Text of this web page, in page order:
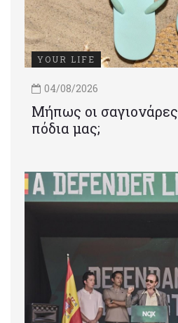
YOUR LIFE
04/08/2026
Μήπως οι
πόδια μας;